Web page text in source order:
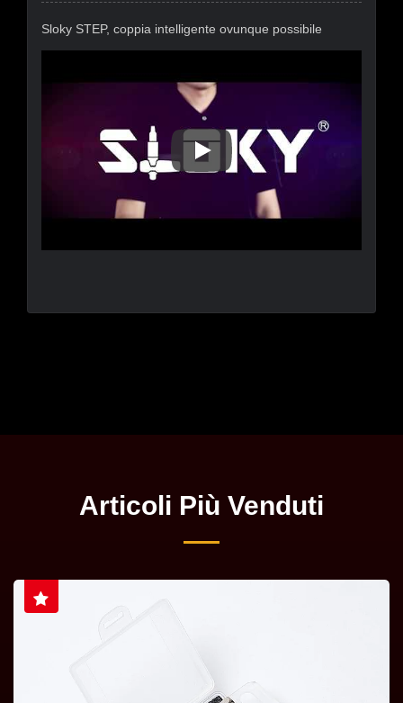
Sloky STEP, coppia intelligente ovunque possibile
Sloky STEP, Coppia
Articoli Più Venduti